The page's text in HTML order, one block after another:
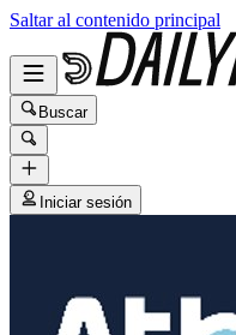
Saltar al contenido principal
Buscar
Iniciar sesión